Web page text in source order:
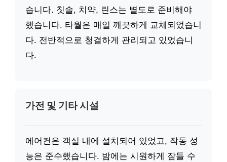
습니다. 칫솔, 치약, 린스는 별도로 준비해야
했습니다. 타월은 매일 깨끗하게 교체되었습니
다. 전반적으로 청결하게 관리되고 있었습니
다.
가전 및 기타 시설
에어컨은 객실 내에 설치되어 있었고, 작동 성
능은 준수했습니다. 밤에는 시원하게 잠들 수